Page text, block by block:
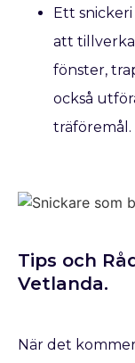
Ett snickeri
att tillverka
fönster,
också
träföremål.
Tips och
Vetlanda.
När det